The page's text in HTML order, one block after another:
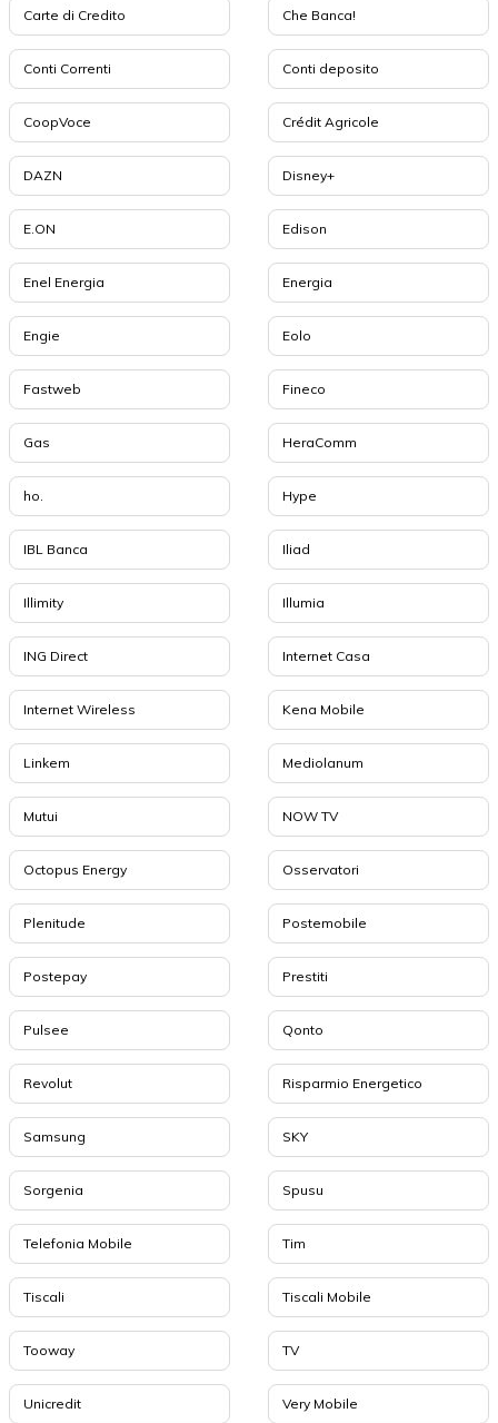
Carte di Credito Che Banca!
Conti Correnti Conti deposito
CoopVoce Crédit Agricole
DAZN Disney+
E.ON Edison
Enel Energia Energia
Engie Eolo
Fastweb Fineco
Gas HeraComm
ho. Hype
IBL Banca Iliad
Illimity Illumia
ING Direct Internet Casa
Internet Wireless Kena Mobile
Linkem Mediolanum
Mutui NOW TV
Octopus Energy Osservatori
Plenitude Postemobile
Postepay Prestiti
Pulsee Qonto
Revolut Risparmio Energetico
Samsung SKY
Sorgenia Spusu
Telefonia Mobile Tim
Tiscali Tiscali Mobile
Tooway TV
Unicredit Very Mobile